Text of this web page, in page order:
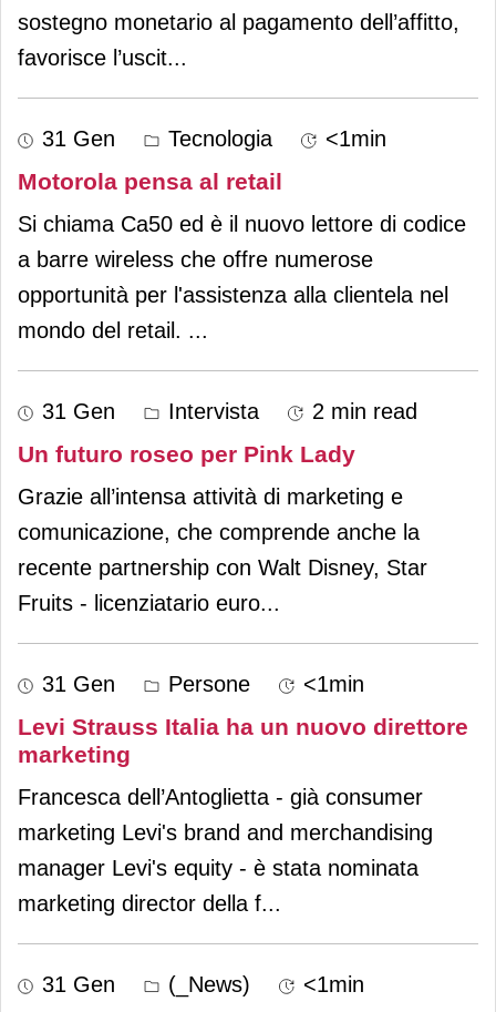
sostegno monetario al pagamento dell’affitto,
favorisce l’uscit...
31 Gen Tecnologia <1min
Motorola pensa al retail
Si chiama Ca50 ed è il nuovo lettore di codice
a barre wireless che offre numerose
opportunità per l'assistenza alla clientela nel
mondo del retail. ...
31 Gen Intervista 2 min read
Un futuro roseo per Pink Lady
Grazie all’intensa attività di marketing e
comunicazione, che comprende anche la
recente partnership con Walt Disney, Star
Fruits - licenziatario euro...
31 Gen Persone <1min
Levi Strauss Italia ha un nuovo direttore
marketing
Francesca dell’Antoglietta - già consumer
marketing Levi's brand and merchandising
manager Levi's equity - è stata nominata
marketing director della f...
31 Gen (_News) <1min